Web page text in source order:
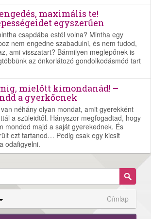
maximális te!
egyszerűen
csapdába estél volna? Mintha egy
nem engedne szabadulni, és nem tudod,
ami visszatart? Bármilyen meglepőnek is
az önkorlátozó gondolkodásmód tart
mielőtt kimondanád! –
a gyerkőcnek
néhány olyan mondat, amit gyerekként
a szüleidtől. Hányszor megfogadtad, hogy
mondod majd a saját gyerekednek. És
ezt tartanod… Pedig csak egy kicsit
odafigyelni.
Címlap